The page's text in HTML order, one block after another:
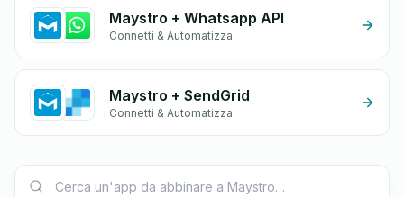
Maystro + Whatsapp API
Connetti & Automatizza
Maystro + SendGrid
Connetti & Automatizza